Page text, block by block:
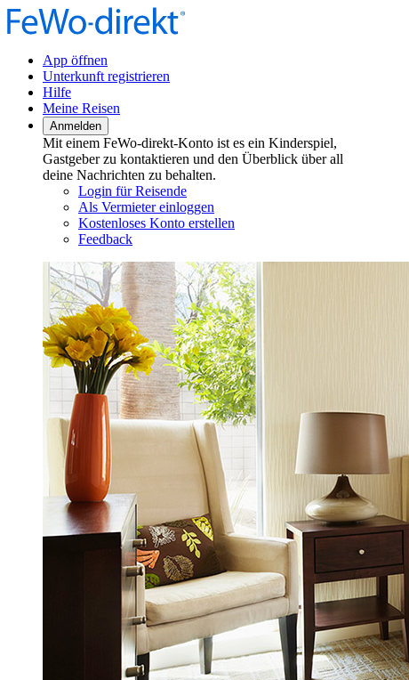
App öffnen
Unterkunft registrieren
Hilfe
Meine Reisen
Anmelden
Mit einem FeWo-direkt-Konto ist es ein Kinderspiel,
Gastgeber zu kontaktieren und den Überblick über all
deine Nachrichten zu behalten.
Login für Reisende
Als Vermieter einloggen
Kostenloses Konto erstellen
Feedback